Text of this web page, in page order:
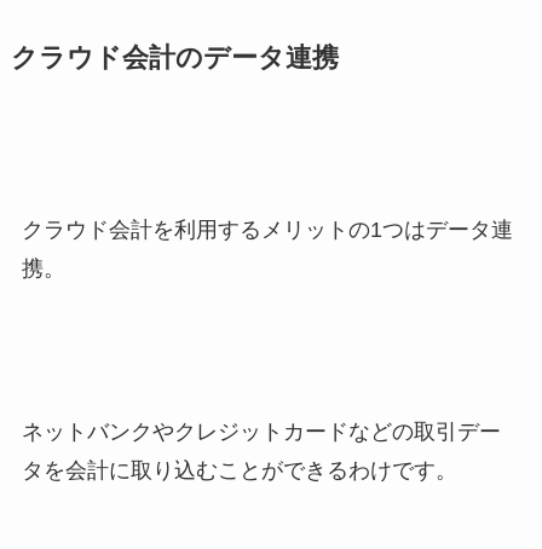
クラウド会計のデータ連携
クラウド会計を利用するメリットの1つはデータ連
携。
ネットバンクやクレジットカードなどの取引デー
タを会計に取り込むことができるわけです。